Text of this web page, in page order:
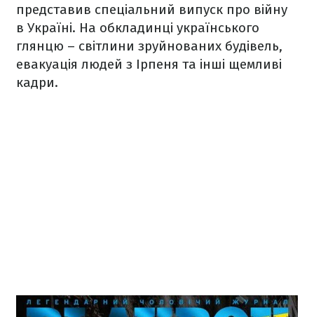
представив спеціальний випуск про війну
в Україні. На обкладинці українського
глянцю – світлини зруйнованих будівель,
евакуація людей з Ірпеня та інші щемливі
кадри.